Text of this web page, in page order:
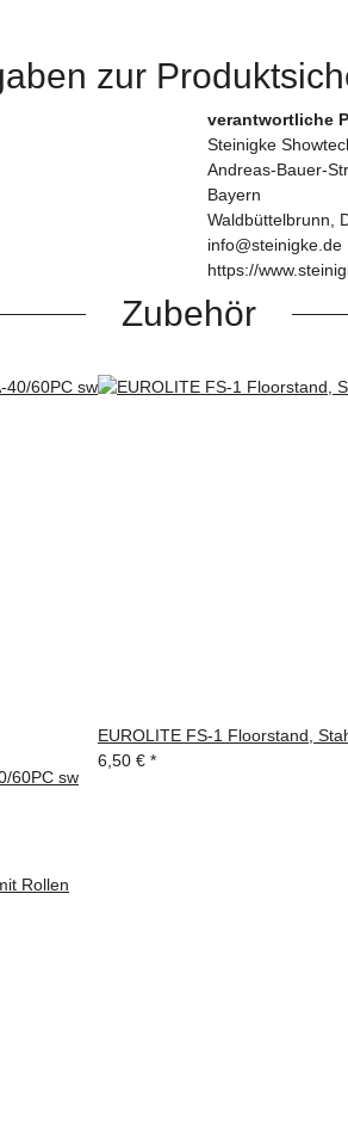
zur
verantwortliche
Steinigke
Andreas-Bauer-
Bayern
Waldbüttelbrunn,
info@steinigke.de
https://
Zubehör
60PC sw
EUROLITE FS-1 Floorstand,
6,50 € *